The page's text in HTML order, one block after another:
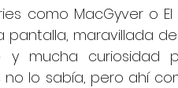
como MacGyver o
maravillada
mucha curiosidad
lo sabía, pero ahí